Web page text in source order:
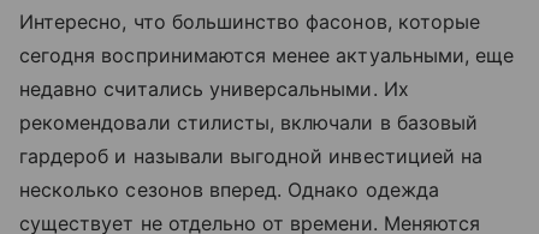
Интересно, что большинство фасонов, которые
сегодня воспринимаются менее актуальными, еще
недавно считались универсальными. Их
рекомендовали стилисты, включали в базовый
гардероб и называли выгодной инвестицией на
несколько сезонов вперед. Однако одежда
существует не отдельно от времени. Меняются